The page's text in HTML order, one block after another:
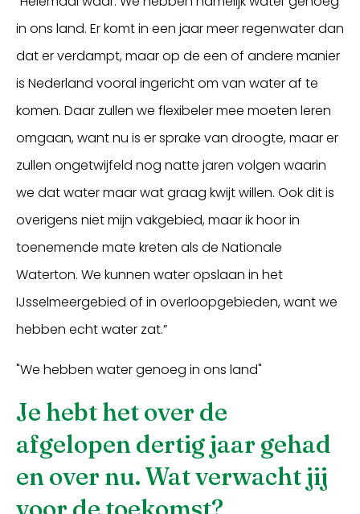
in ons land. Er komt in een jaar meer regenwater dan
dat er verdampt, maar op de een of andere manier
is Nederland vooral ingericht om van water af te
komen. Daar zullen we flexibeler mee moeten leren
omgaan, want nu is er sprake van droogte, maar er
zullen ongetwijfeld nog natte jaren volgen waarin
we dat water maar wat graag kwijt willen. Ook dit is
overigens niet mijn vakgebied, maar ik hoor in
toenemende mate kreten als de Nationale
Waterton. We kunnen water opslaan in het
IJsselmeergebied of in overloopgebieden, want we
hebben echt water zat.”
"We hebben water genoeg in ons land"
Je hebt het over de
afgelopen dertig jaar gehad
en over nu. Wat verwacht jij